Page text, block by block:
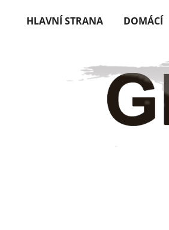
HLAVNÍ STRANA DOMÁCÍ